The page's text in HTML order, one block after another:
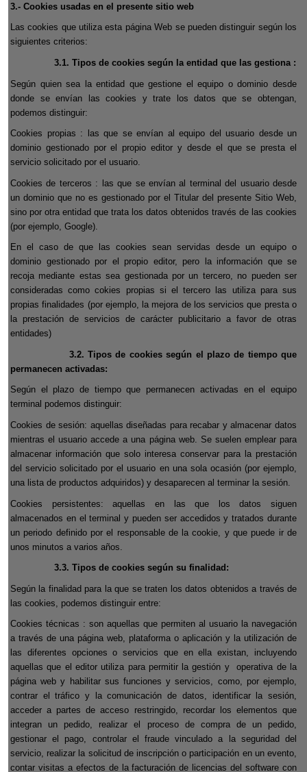
3.- Cookies usadas en el presente sitio web
Las cookies que utiliza esta página Web se pueden distinguir según los
siguientes criterios:
3.1. Tipos de cookies según la entidad que las gestiona :
Según quien sea la entidad que gestione el equipo o dominio desde
donde se envían las cookies y trate los datos que se obtengan,
podemos distinguir:
Cookies propias : las que se envían al equipo del usuario desde un
dominio gestionado por el propio editor y desde el que se presta el
servicio solicitado por el usuario.
Cookies de terceros : las que se envían al terminal del usuario desde
un dominio que no es gestionado por el Titular del presente Sitio Web,
sino por otra entidad que trata los datos obtenidos través de las cookies
(por ejemplo, Google).
En el caso de que las cookies sean servidas desde un equipo o
dominio gestionado por el propio editor, pero la información que se
recoja mediante estas sea gestionada por un tercero, no pueden ser
consideradas como cokies propias si el tercero las utiliza para sus
propias finalidades (por ejemplo, la mejora de los servicios que presta o
la prestación de servicios de carácter publicitario a favor de otras
entidades)
3.2. Tipos de cookies según el plazo de tiempo que
permanecen activadas:
Según el plazo de tiempo que permanecen activadas en el equipo
terminal podemos distinguir:
Cookies de sesión: aquellas diseñadas para recabar y almacenar datos
mientras el usuario accede a una página web. Se suelen emplear para
almacenar información que solo interesa conservar para la prestación
del servicio solicitado por el usuario en una sola ocasión (por ejemplo,
una lista de productos adquiridos) y desaparecen al terminar la sesión.
Cookies persistentes: aquellas en las que los datos siguen
almacenados en el terminal y pueden ser accedidos y tratados durante
un periodo definido por el responsable de la cookie, y que puede ir de
unos minutos a varios años.
3.3. Tipos de cookies según su finalidad:
Según la finalidad para la que se traten los datos obtenidos a través de
las cookies, podemos distinguir entre:
Cookies técnicas : son aquellas que permiten al usuario la navegación
a través de una página web, plataforma o aplicación y la utilización de
las diferentes opciones o servicios que en ella existan, incluyendo
aquellas que el editor utiliza para permitir la gestión y
operativa de la
página web y habilitar sus funciones y servicios, como, por ejemplo,
contrar el tráfico y la comunicación de datos, identificar la sesión,
acceder a partes de acceso restringido, recordar los elementos que
integran un pedido, realizar el proceso de compra de un pedido,
gestionar el pago, controlar el fraude vinculado a la seguridad del
servicio, realizar la solicitud de inscripción o participación en un evento,
contar visitas a efectos de la facturación de licencias del software con